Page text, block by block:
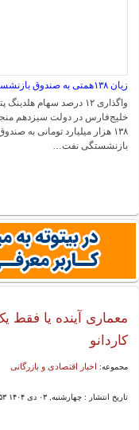
زیان ۱۳۸همتی به صندوق بازنشستگی نفت
واگذاری ۱۲ درصد سهام
خلیج‌فارس در دولت سیزدهم
۱۳۸ هزار میلیارد تومانی به
بازنشستگی نفت…
معماری آینده یا فقط
کاردانو
مجموعه: اخبار اقتصادی و بازرگانی
تاریخ انتشار : چهارشنبه, ۰۳ دی ۱۴۰۴ ۱۴:۵۳